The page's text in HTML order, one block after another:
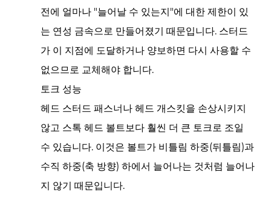
전에 얼마나 "늘어날 수 있는지"에 대한 제한이 있
는 연성 금속으로 만들어졌기 때문입니다. 스터드
가 이 지점에 도달하거나 양보하면 다시 사용할 수
없으므로 교체해야 합니다.
토크 성능
헤드 스터드패스너나 헤드 개스킷을 손상시키지
않고 스톡 헤드 볼트보다 훨씬 더 큰 토크로 조일
수 있습니다. 이것은 볼트가 비틀림 하중(뒤틀림)과
수직 하중(축 방향) 하에서 늘어나는 것처럼 늘어나
지 않기 때문입니다.